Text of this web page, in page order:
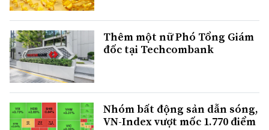
Thêm một nữ Phó Tổng Giám
đốc tại Techcombank
Nhóm bất động sản dẫn sóng,
VN-Index vượt mốc 1.770 điểm